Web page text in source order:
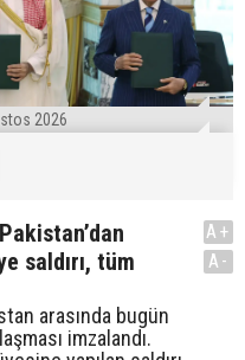
2026
saldırı, tüm
arasında bugün
imzalandı.
A+
A-